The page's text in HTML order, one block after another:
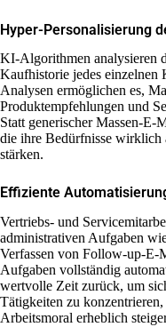
Hyper-Personalisierung
KI-Algorithmen analysieren
Kaufhistorie jedes einzelnen
Analysen ermöglichen es,
Produktempfehlungen und
Statt generischer Massen-E-
die ihre Bedürfnisse wirklich
stärken.
Effiziente
Vertriebs- und
administrativen Aufgaben
Verfassen von Follow-up-E-
Aufgaben vollständig
wertvolle Zeit zurück, um
Tätigkeiten zu
Arbeitsmoral erheblich